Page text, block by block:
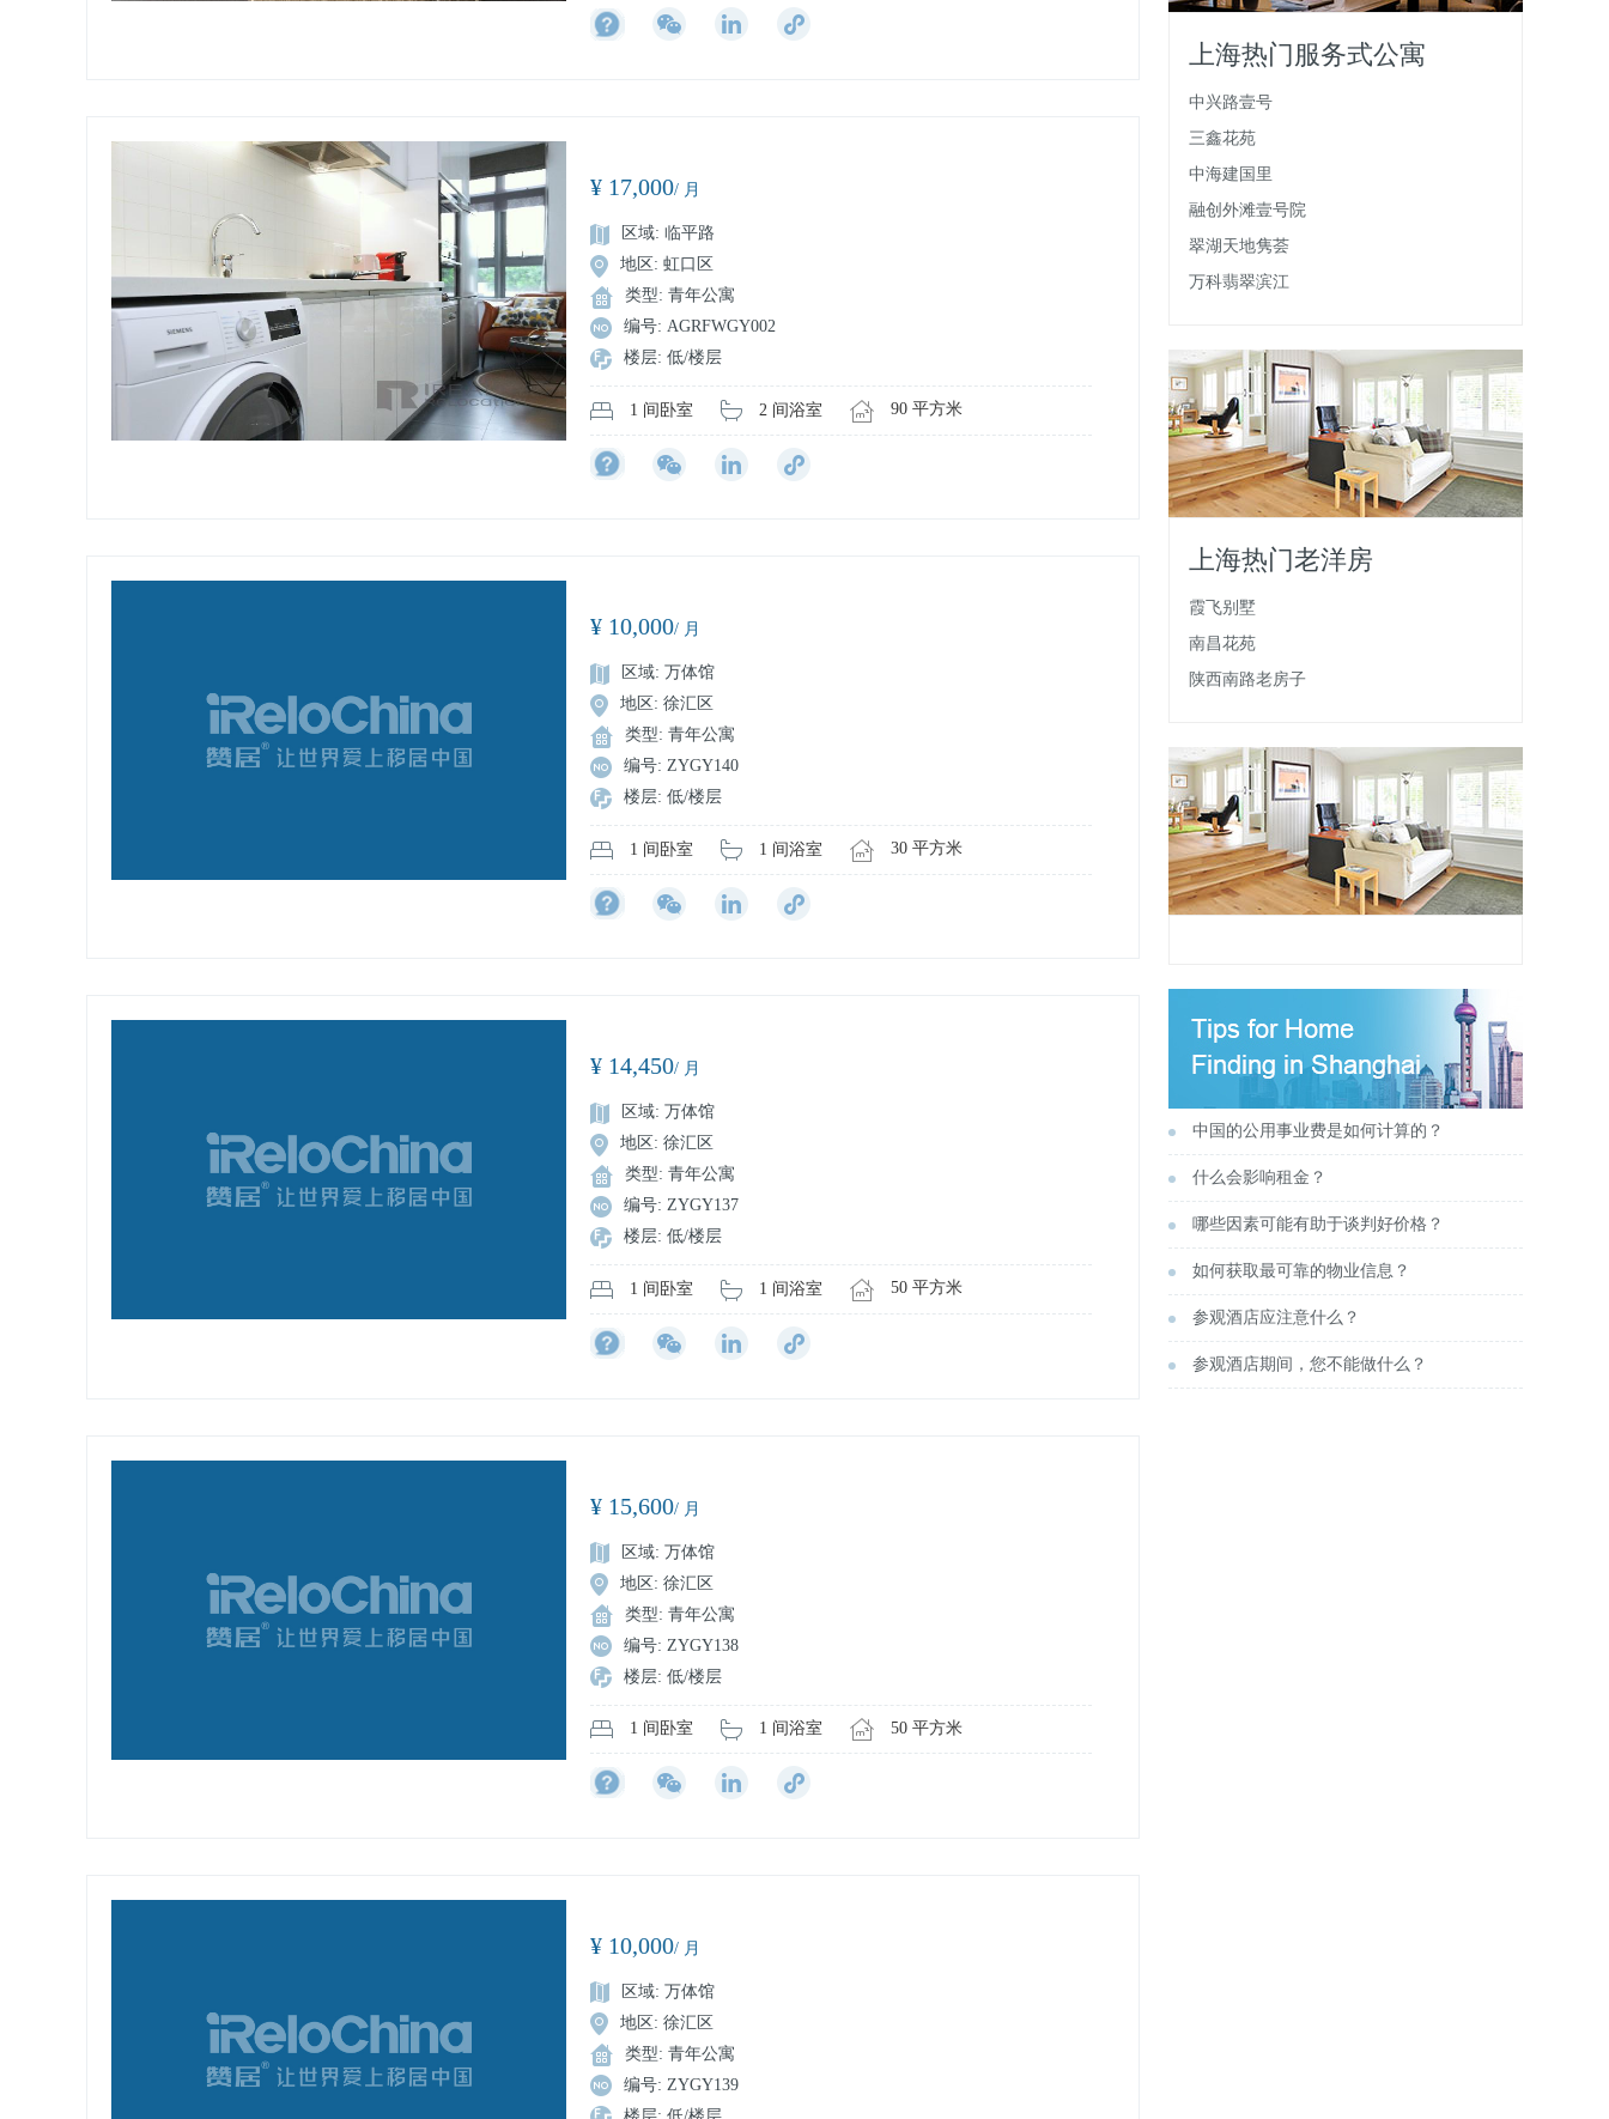
¥ 17,000/ 月
区域: 临平路
地区: 虹口区
类型: 青年公寓
编号: AGRFWGY002
楼层: 低/楼层
1 间卧室 2 间浴室 90 平方米
¥ 10,000/ 月
区域: 万体馆
地区: 徐汇区
类型: 青年公寓
编号: ZYGY140
楼层: 低/楼层
1 间卧室 1 间浴室 30 平方米
¥ 14,450/ 月
区域: 万体馆
地区: 徐汇区
类型: 青年公寓
编号: ZYGY137
楼层: 低/楼层
1 间卧室 1 间浴室 50 平方米
¥ 15,600/ 月
区域: 万体馆
地区: 徐汇区
类型: 青年公寓
编号: ZYGY138
楼层: 低/楼层
1 间卧室 1 间浴室 50 平方米
¥ 10,000/ 月
区域: 万体馆
地区: 徐汇区
类型: 青年公寓
编号: ZYGY139
上海热门服务式公寓
中兴路壹号
三鑫花苑
中海建国里
融创外滩壹号院
翠湖天地隽荟
万科翡翠滨江
上海热门老洋房
霞飞别墅
南昌花苑
陕西南路老房子
中国的公用事业费是如何计算的？
什么会影响租金？
哪些因素可能有助于谈判好价格？
如何获取最可靠的物业信息？
参观酒店应注意什么？
参观酒店期间，您不能做什么？